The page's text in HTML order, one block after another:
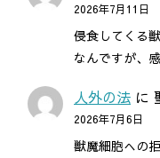
2026年7月11日
侵食してくる
なんですが、
人外の法 に
2026年7月6日
獣魔細胞への